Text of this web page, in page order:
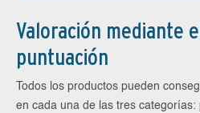
Valoración mediante
puntuación
Todos los productos pueden
en cada una de las tres